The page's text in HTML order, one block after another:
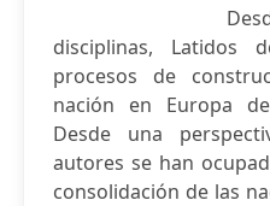
disciplinas, Latidos
procesos de
nación en Europa
Desde una
autores se han
consolidación de las